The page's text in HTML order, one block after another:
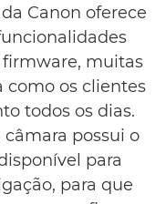
Canon oferece
firmware, muitas
como os clientes
todos os dias.
possui o
para
para que